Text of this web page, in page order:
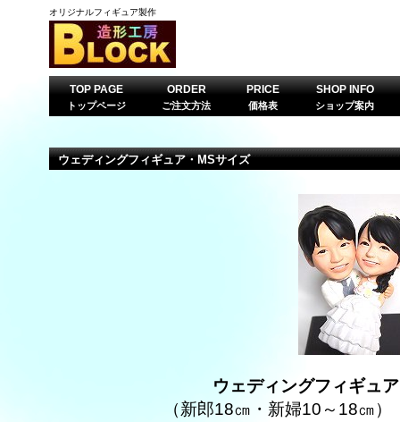
オリジナルフィギュア製作
ウェディングフィギュア・MSサイズ
ウェディングフィギュ
（新郎18㎝・新婦10～18㎝
TOP PAGE
トップページ
ORDER
ご注文方法
PRICE
価格表
SHOP INFO
ショップ案内